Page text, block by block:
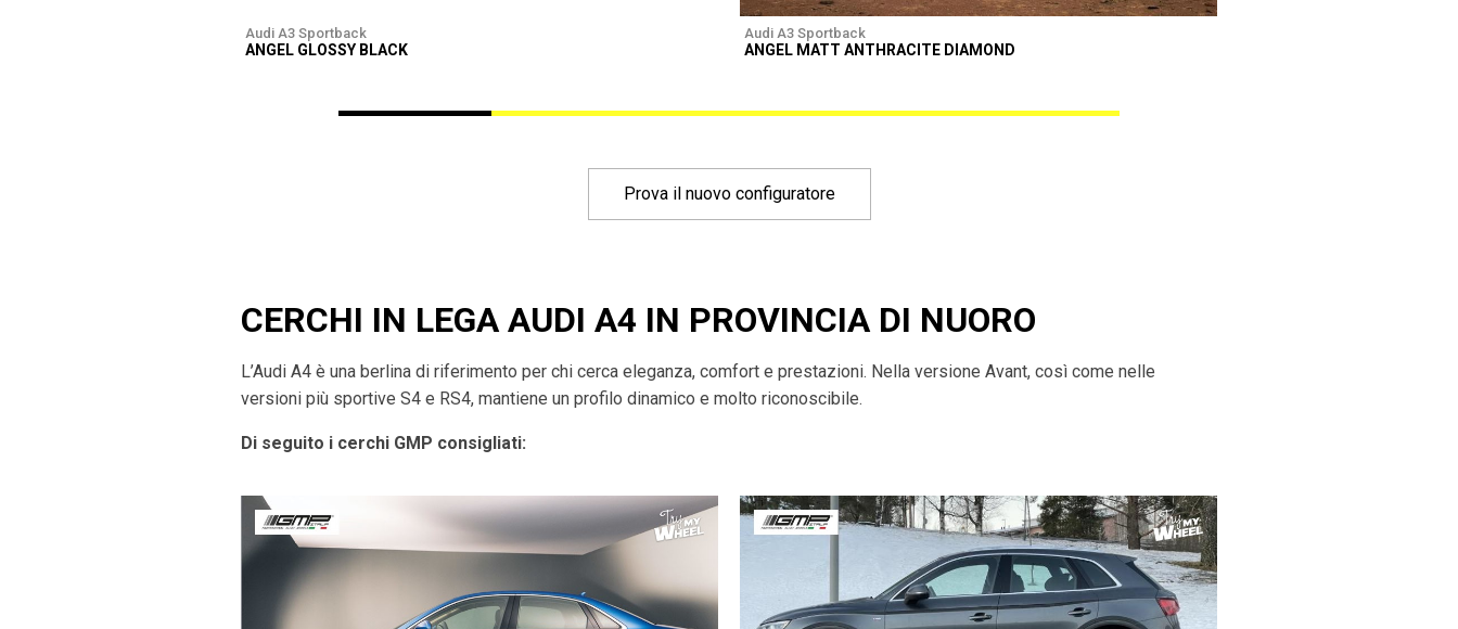
Audi A3 Sportback
ANGEL GLOSSY BLACK
Audi A3 Sportback
ANGEL MATT ANTHRACITE DIAMOND
Prova il nuovo configuratore
CERCHI IN LEGA AUDI A4 IN PROVINCIA DI NUORO
L’Audi A4 è una berlina di riferimento per chi cerca eleganza, comfort e prestazioni. Nella versione Avant, così come nelle
versioni più sportive S4 e RS4, mantiene un profilo dinamico e molto riconoscibile.
Di seguito i cerchi GMP consigliati: